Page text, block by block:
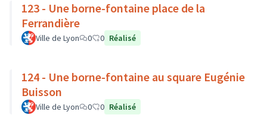
123 - Une borne-fontaine place de la
Ferrandière
Ville de Lyon 0 0 Réalisé
124 - Une borne-fontaine au square Eugénie
Buisson
Ville de Lyon 0 0 Réalisé